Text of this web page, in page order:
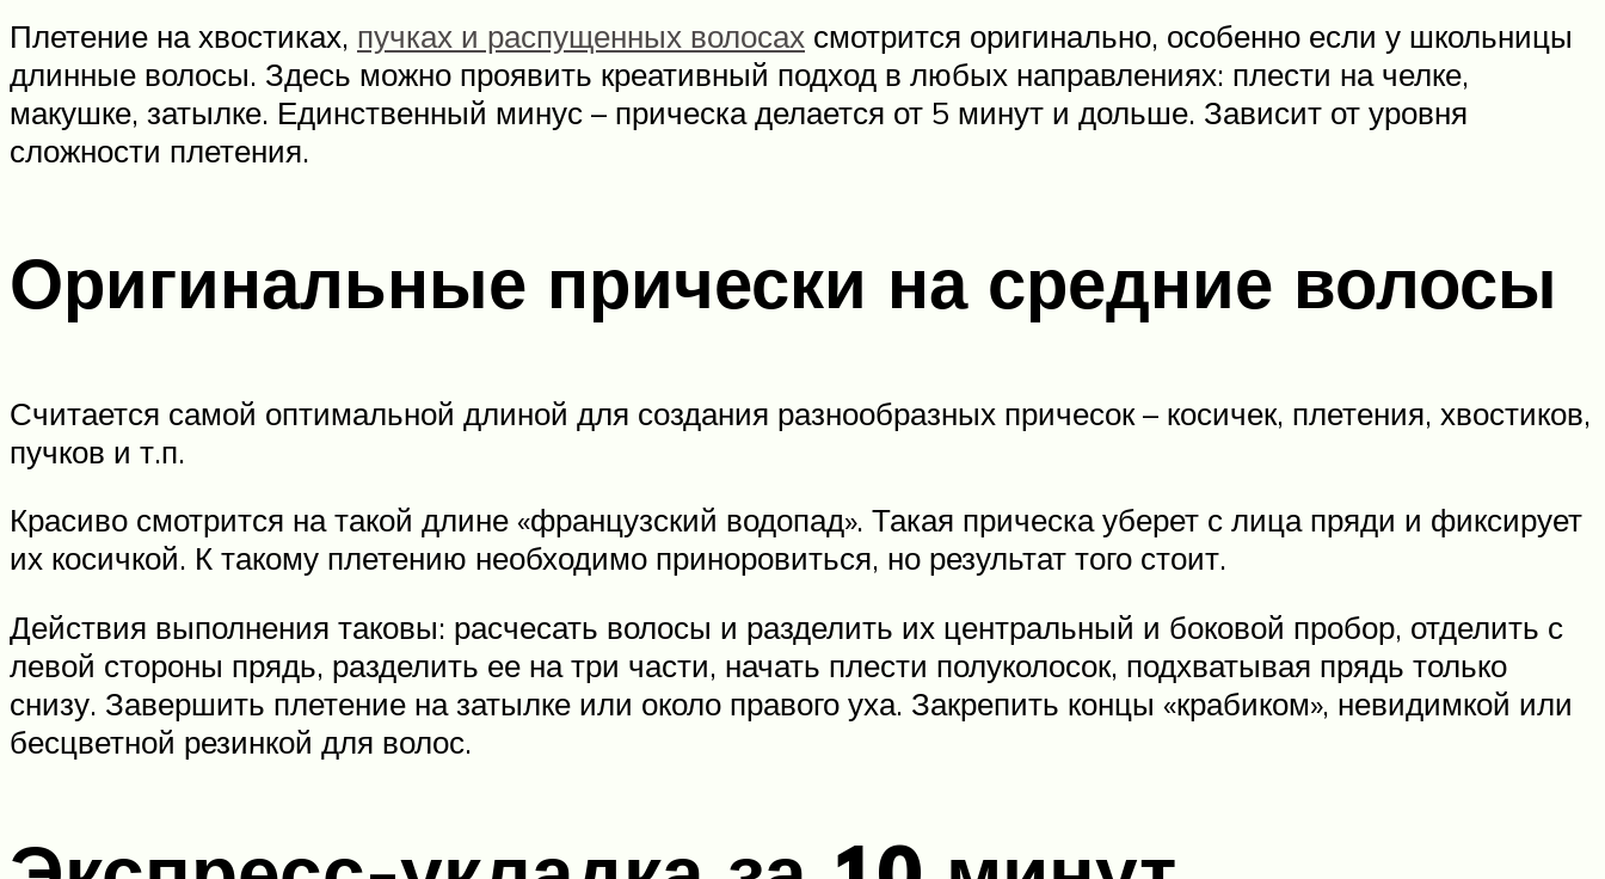
Плетение на хвостиках, пучках и распущенных волосах смотрится оригинально, особенно если у школьницы
длинные волосы. Здесь можно проявить креативный подход в любых направлениях: плести на челке,
макушке, затылке. Единственный минус – прическа делается от 5 минут и дольше. Зависит от уровня
сложности плетения.
Оригинальные прически на средние волосы
Считается самой оптимальной длиной для создания разнообразных причесок – косичек, плетения, хвостиков,
пучков и т.п.
Красиво смотрится на такой длине «французский водопад». Такая прическа уберет с лица пряди и фиксирует
их косичкой. К такому плетению необходимо приноровиться, но результат того стоит.
Действия выполнения таковы: расчесать волосы и разделить их центральный и боковой пробор, отделить с
левой стороны прядь, разделить ее на три части, начать плести полуколосок, подхватывая прядь только
снизу. Завершить плетение на затылке или около правого уха. Закрепить концы «крабиком», невидимкой или
бесцветной резинкой для волос.